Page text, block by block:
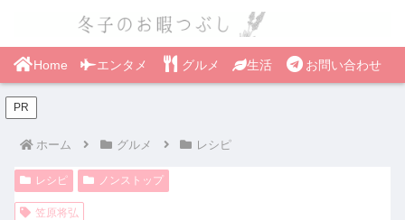
Home エンタメ グルメ 生活 お問い合わせ
PR
ホーム グルメ レシピ
レシピ ノンストップ
笠原将弘